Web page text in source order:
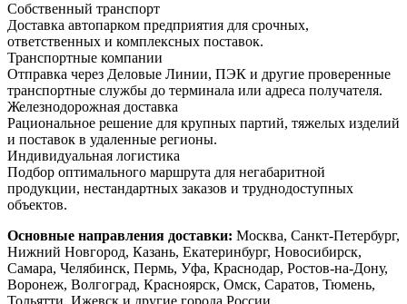
Собственный транспорт
Доставка автопарком предприятия для срочных,
ответственных и комплексных поставок.
Транспортные компании
Отправка через Деловые Линии, ПЭК и другие проверенные
транспортные службы до терминала или адреса получателя.
Железнодорожная доставка
Рациональное решение для крупных партий, тяжелых изделий
и поставок в удаленные регионы.
Индивидуальная логистика
Подбор оптимального маршрута для негабаритной
продукции, нестандартных заказов и труднодоступных
объектов.
Основные направления доставки: Москва, Санкт-Петербург,
Нижний Новгород, Казань, Екатеринбург, Новосибирск,
Самара, Челябинск, Пермь, Уфа, Краснодар, Ростов-на-Дону,
Воронеж, Волгоград, Красноярск, Омск, Саратов, Тюмень,